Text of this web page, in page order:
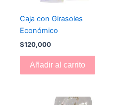
Caja con Girasoles
Económico
$120,000
Añadir al carrito